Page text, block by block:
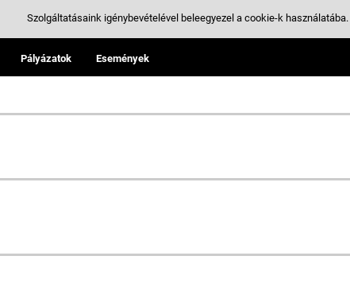
Pályázatok Események
Szolgáltatásaink igénybevételével beleegyezel a cookie-k használatába.